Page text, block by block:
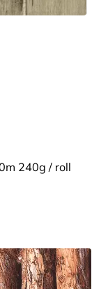
240g / roll